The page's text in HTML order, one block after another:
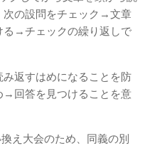
次の設問をチェック→文章
る→チェックの繰り返しで
返すはめになることを防
→回答を見つけることを意
え大会のため、同義の別